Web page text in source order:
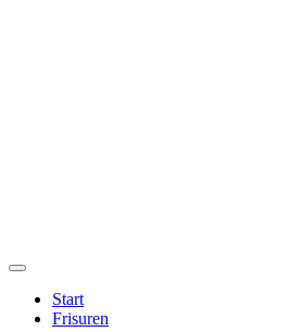
Start
Frisuren